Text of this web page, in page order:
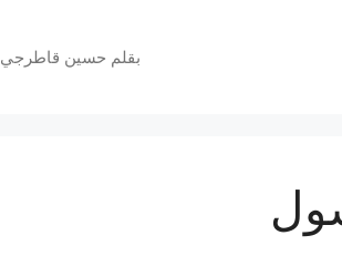
بقلم حسين قاطرجي